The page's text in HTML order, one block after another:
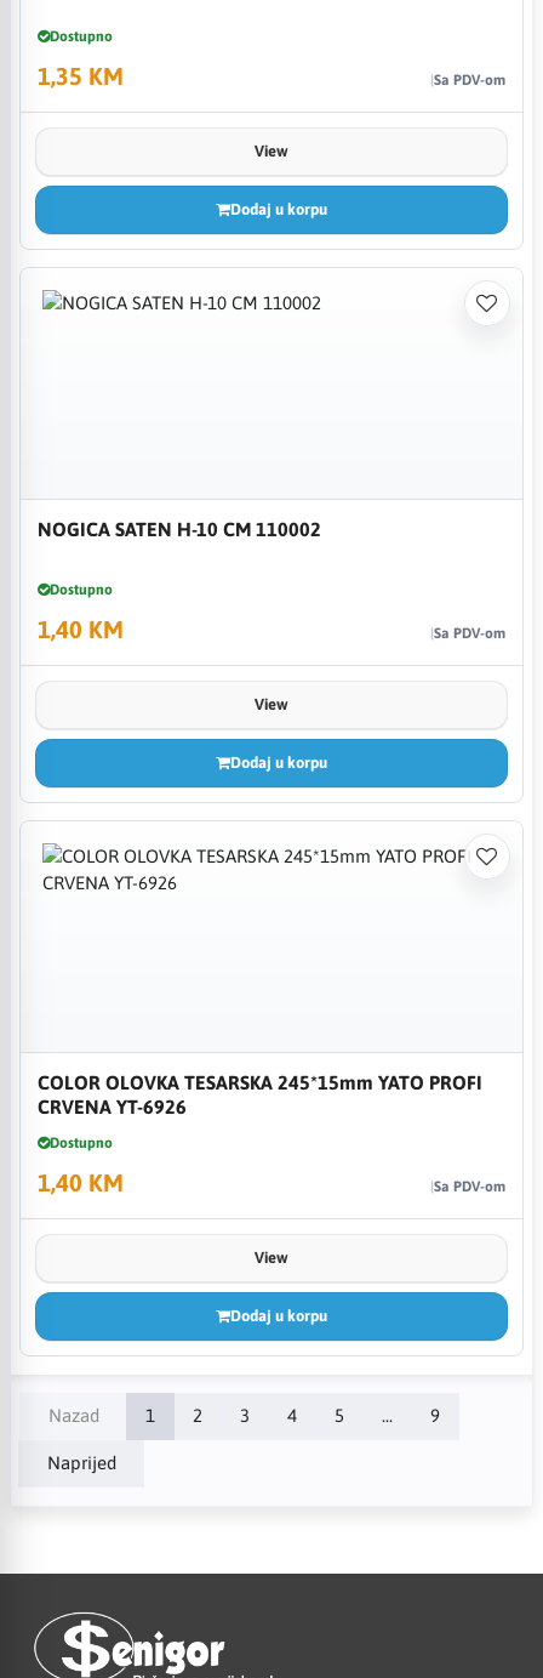
Dostupno
1,35 KM Sa PDV-om
View
Dodaj u korpu
NOGICA SATEN H-10 CM 110002
Dostupno
1,40 KM Sa PDV-om
View
Dodaj u korpu
COLOR OLOVKA TESARSKA 245*15mm YATO PROFI
CRVENA YT-6926
Dostupno
1,40 KM Sa PDV-om
View
Dodaj u korpu
Nazad 1 2 3 4 5 ... 9
Naprijed